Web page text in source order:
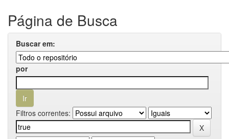
Página de Busca
Buscar em:
por
Filtros correntes: